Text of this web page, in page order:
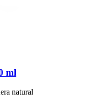
ml
natural